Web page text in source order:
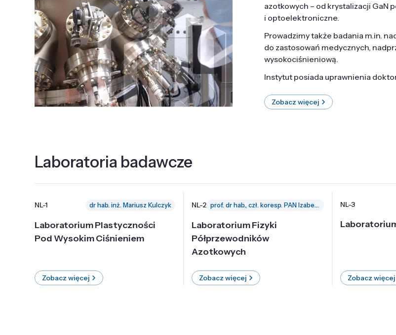
azotkowych – od krystalizacji GaN
i optoelektroniczne.
Prowadzimy także badania m.in.
do zastosowań medycznych,
wysokociśnieniową.
Instytut posiada uprawnienia
Zobacz więcej
Laboratoria badawcze
NL-1 dr hab. inż. Mariusz Kulczyk
Laboratorium Plastyczności
Pod Wysokim Ciśnieniem
Zobacz więcej
NL-2 prof. dr hab., czł. koresp. PAN Izabella Grzegory
Laboratorium Fizyki
Półprzewodników
Azotkowych
Zobacz więcej
NL-3
Zobacz więcej